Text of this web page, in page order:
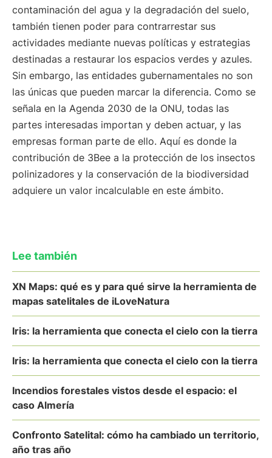
contaminación del agua y la degradación del suelo,
también tienen poder para contrarrestar sus
actividades mediante nuevas políticas y estrategias
destinadas a restaurar los espacios verdes y azules.
Sin embargo, las entidades gubernamentales no son
las únicas que pueden marcar la diferencia. Como se
señala en la Agenda 2030 de la ONU, todas las
partes interesadas importan y deben actuar, y las
empresas forman parte de ello. Aquí es donde la
contribución de 3Bee a la protección de los insectos
polinizadores y la conservación de la biodiversidad
adquiere un valor incalculable en este ámbito.
Lee también
XN Maps: qué es y para qué sirve la herramienta de
mapas satelitales de iLoveNatura
Iris: la herramienta que conecta el cielo con la tierra
Iris: la herramienta que conecta el cielo con la tierra
Incendios forestales vistos desde el espacio: el
caso Almería
Confronto Satelital: cómo ha cambiado un territorio,
año tras año